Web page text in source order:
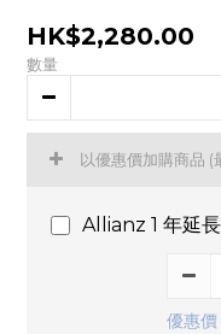
HK$2,280.00
數量
以優惠價加購商品 (
Allianz 1 年延
優惠